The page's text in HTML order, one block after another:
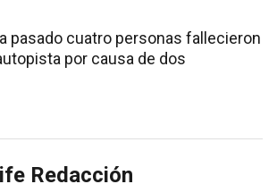
pasado cuatro personas fallecieron
por causa de dos
Redacción